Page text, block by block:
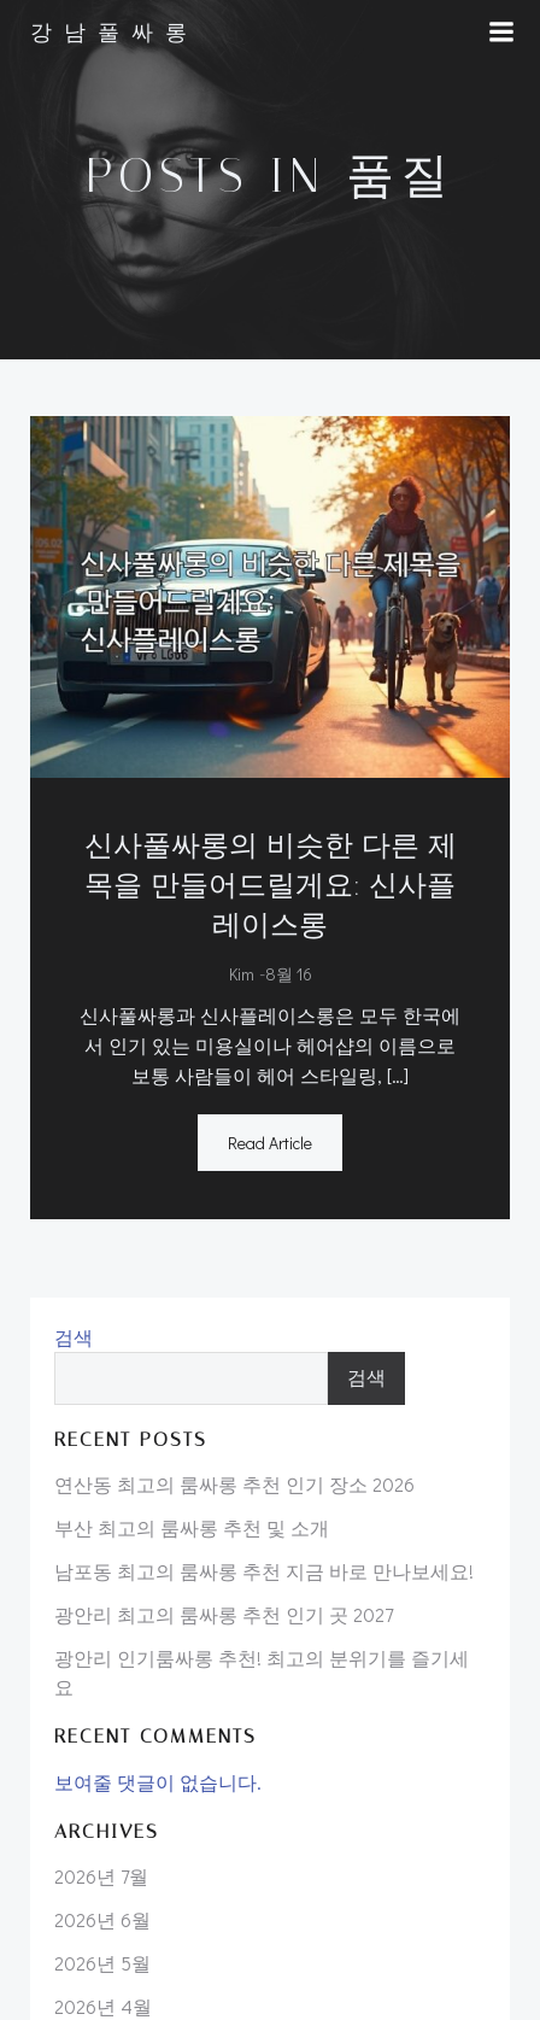
강남풀싸롱
POSTS IN 품질
신사풀싸롱의 비슷한 다른 제
목을 만들어드릴게요: 신사플
레이스롱
Kim -8월 16
신사풀싸롱과 신사플레이스롱은 모두 한국에
서 인기 있는 미용실이나 헤어샵의 이름으로
보통 사람들이 헤어 스타일링, […]
Read Article
검색
검색
RECENT POSTS
연산동 최고의 룸싸롱 추천 인기 장소 2026
부산 최고의 룸싸롱 추천 및 소개
남포동 최고의 룸싸롱 추천 지금 바로 만나보세요!
광안리 최고의 룸싸롱 추천 인기 곳 2027
광안리 인기룸싸롱 추천! 최고의 분위기를 즐기세
요
RECENT COMMENTS
보여줄 댓글이 없습니다.
ARCHIVES
2026년 7월
2026년 6월
2026년 5월
2026년 4월